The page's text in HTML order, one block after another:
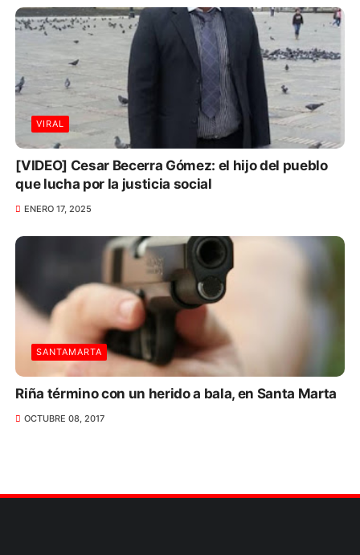
VIRAL
[VIDEO] Cesar Becerra Gómez: el hijo del pueblo
que lucha por la justicia social
ENERO 17, 2025
SANTAMARTA
Riña término con un herido a bala, en Santa Marta
OCTUBRE 08, 2017